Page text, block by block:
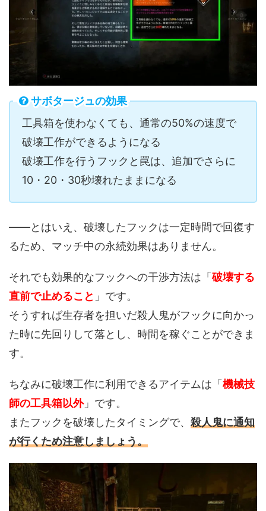
サボタージュの効果
工具箱を使わなくても、通常の50%の速度で
破壊工作ができるようになる
破壊工作を行うフックと罠は、追加でさらに
10・20・30秒壊れたままになる
――とはいえ、破壊したフックは一定時間で回復す
るため、マッチ中の永続効果はありません。
それでも効果的なフックへの干渉方法は「破壊する
直前で止めること 」です。
そうすれば生存者を担いだ殺人鬼がフックに向かっ
た時に先回りして落とし、時間を稼ぐことができま
す。
ちなみに破壊工作に利用できるアイテムは「 機械技
師の工具箱以外」です。
またフックを破壊したタイミングで、 殺人鬼に通知
が行くため注意しましょう。